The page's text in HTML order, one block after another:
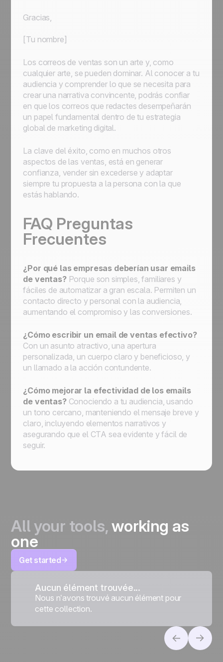
Gracias,
[Tu nombre]
Los correos de ventas son un arte y, como
cualquier arte, se pueden dominar. Al conocer a tu
audiencia y comprender lo que se necesita para
crear una narrativa convincente, podrás confiar
en que los correos que redactes desempeñarán
un papel fundamental dentro de tu estrategia
global de marketing digital.
La clave del éxito, como en muchos otros
aspectos de las ventas, está en generar
confianza, vender sin excederse y adaptar
siempre tu propuesta a la persona con la que
estás hablando.
FAQ Preguntas
Frecuentes
¿Por qué las empresas deberían usar emails
de ventas?Porque son simples, familiares y
fáciles de automatizar a gran escala. Permiten un
contacto directo y personal con la audiencia,
aumentando el compromiso y las conversiones.
¿Cómo escribir un email de ventas efectivo?
Con un asunto atractivo, una apertura
personalizada, un cuerpo claro y beneficioso, y
un llamado a la acción contundente.
¿Cómo mejorar la efectividad de los emails
de ventas?Conociendo a tu audiencia, usando
un tono cercano, manteniendo el mensaje breve y
claro, incluyendo elementos narrativos y
asegurando que el CTA sea evidente y fácil de
seguir.
All your tools,working as
one
Get started
Aucun élément trouvée...
Nous n’avons trouvé aucun élément pour
cette collection.